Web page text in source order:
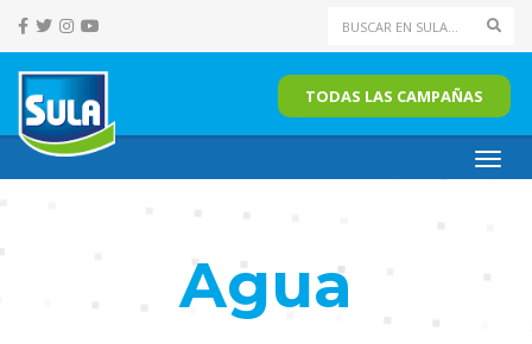
TODAS LAS CAMPAÑAS
Agua